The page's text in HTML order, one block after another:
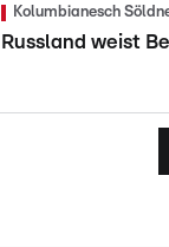
Kolumbianesch
Russland weist